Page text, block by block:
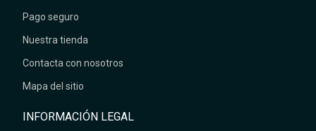
Pago seguro
Nuestra tienda
Contacta con nosotros
Mapa del sitio
INFORMACIÓN LEGAL